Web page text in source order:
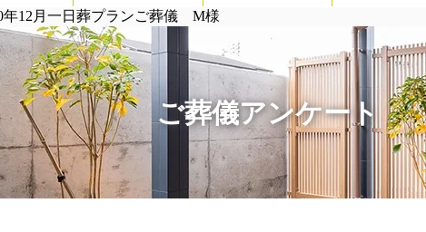
年12月一日葬プランご葬儀 M様
ご葬儀アンケート